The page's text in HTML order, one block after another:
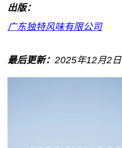
出版：
广东独特风味有限公司
最后更新： 2025年12月2日